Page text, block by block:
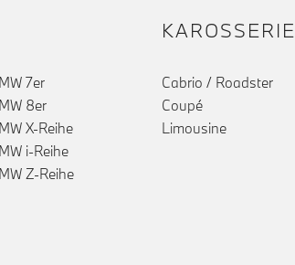
7er
8er
X-Reihe
i-Reihe
Z-Reihe
KAROSSERIE
Cabrio / Roadster
Coupé
Limousine